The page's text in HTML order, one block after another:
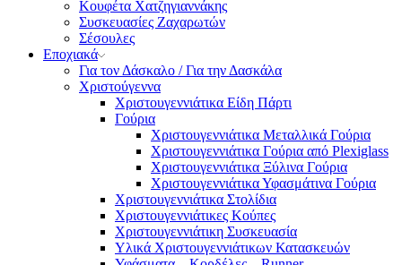
Κουφέτα Χατζηγιαννάκης
Συσκευασίες Ζαχαρωτών
Σέσουλες
Εποχιακά
Για τον Δάσκαλο / Για την Δασκάλα
Χριστούγεννα
Χριστουγεννιάτικα Είδη Πάρτι
Γούρια
Χριστουγεννιάτικα Μεταλλικά Γούρια
Χριστουγεννιάτικα Γούρια από Plexiglass
Χριστουγεννιάτικα Ξύλινα Γούρια
Χριστουγεννιάτικα Υφασμάτινα Γούρια
Χριστουγεννιάτικα Στολίδια
Χριστουγεννιάτικες Κούπες
Χριστουγεννιάτικη Συσκευασία
Υλικά Χριστουγεννιάτικων Κατασκευών